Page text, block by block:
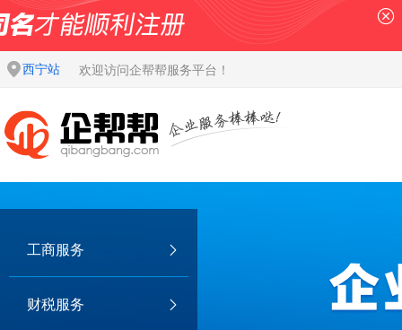
西宁站 欢迎访问企帮帮服务平台！
工商服务
财税服务